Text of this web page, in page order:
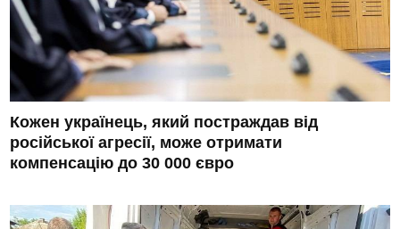
Кожен українець, який постраждав від
російської агресії, може отримати
компенсацію до 30 000 євро